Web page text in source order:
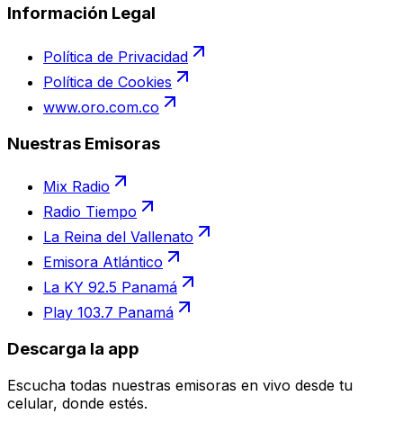
Información Legal
Política de Privacidad
Política de Cookies
www.oro.com.co
Nuestras Emisoras
Mix Radio
Radio Tiempo
La Reina del Vallenato
Emisora Atlántico
La KY 92.5 Panamá
Play 103.7 Panamá
Descarga la app
Escucha todas nuestras emisoras en vivo desde tu
celular, donde estés.